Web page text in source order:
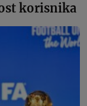
korisnika